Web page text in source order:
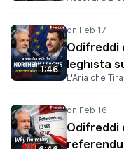
1:46
Odifreddi
leghista
L'Aria che
Odifreddi